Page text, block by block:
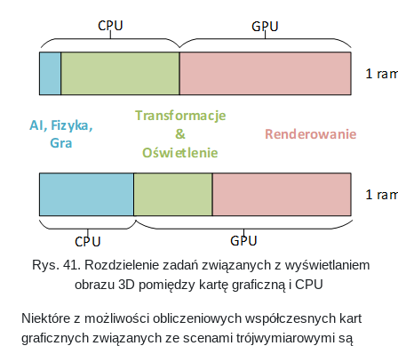
Rys. 41. Rozdzielenie zadań związanych z wyświetlaniem
obrazu 3D pomiędzy kartę graficzną i CPU
Niektóre z możliwości obliczeniowych współczesnych kart
graficznych związanych ze scenami trójwymiarowymi są